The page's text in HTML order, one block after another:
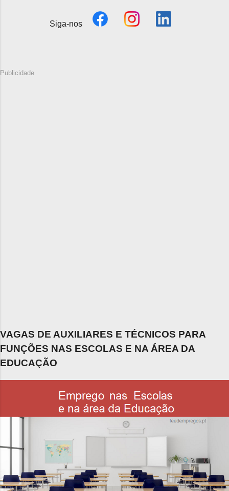
Siga-nos
Publicidade
VAGAS DE AUXILIARES E TÉCNICOS PARA
FUNÇÕES NAS ESCOLAS E NA ÁREA DA
EDUCAÇÃO